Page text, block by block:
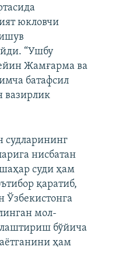
юкловчи
“Ушбу
Жамғарма ва
батафсил
вазирлик
судларининг
нисбатан
суди ҳам
қаратиб,
Ўзбекистонга
мол-
бўйича
ҳам